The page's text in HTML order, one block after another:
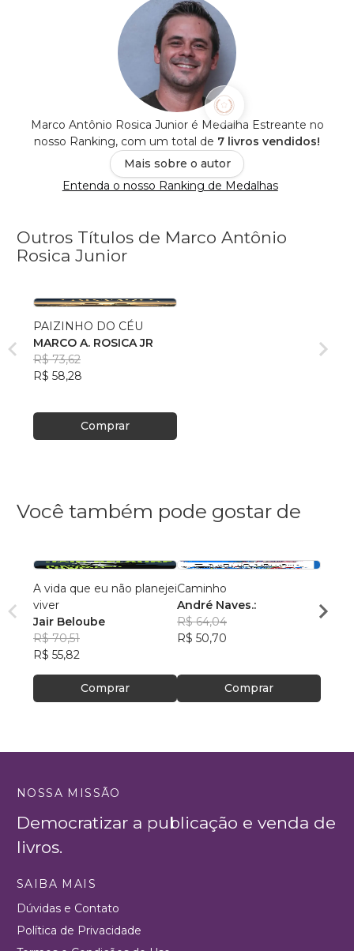
Marco Antônio Rosica Junior é Medalha Estreante no
nosso Ranking, com um total de 7 livros vendidos!
Mais sobre o autor
Entenda o nosso Ranking de Medalhas
Outros Títulos de Marco Antônio
Rosica Junior
PAIZINHO DO CÉU
MARCO A. ROSICA JR
R$ 73,62
R$ 58,28
Comprar
Você também pode gostar de
A vida que eu não planejei
viver
Jair Beloube
R$ 70,51
R$ 55,82
Comprar
Caminho
André Naves.:
R$ 64,04
R$ 50,70
Comprar
NOSSA MISSÃO
Democratizar a publicação e venda de
livros.
SAIBA MAIS
Dúvidas e Contato
Política de Privacidade